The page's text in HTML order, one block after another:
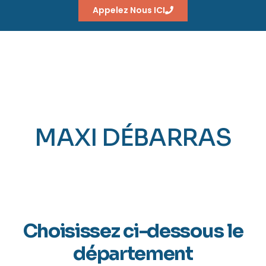
Appelez Nous ICI
MAXI DÉBARRAS
Choisissez ci-dessous le
département